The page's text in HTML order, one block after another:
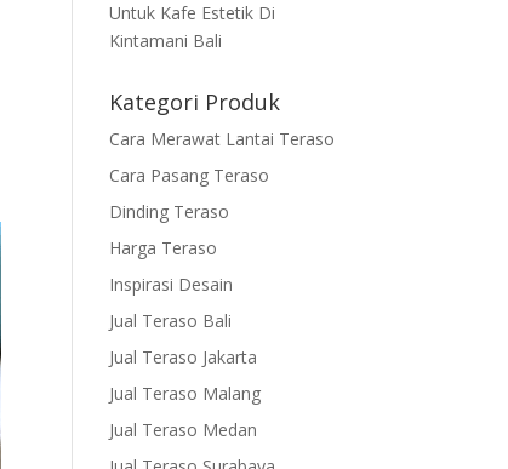
Untuk Kafe Estetik Di
Kintamani Bali
Kategori Produk
Cara Merawat Lantai Teraso
Cara Pasang Teraso
Dinding Teraso
Harga Teraso
Inspirasi Desain
Jual Teraso Bali
Jual Teraso Jakarta
Jual Teraso Malang
Jual Teraso Medan